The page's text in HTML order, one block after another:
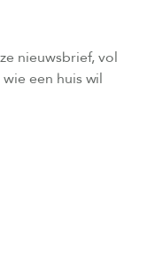
nieuwsbrief, vol
een huis wil